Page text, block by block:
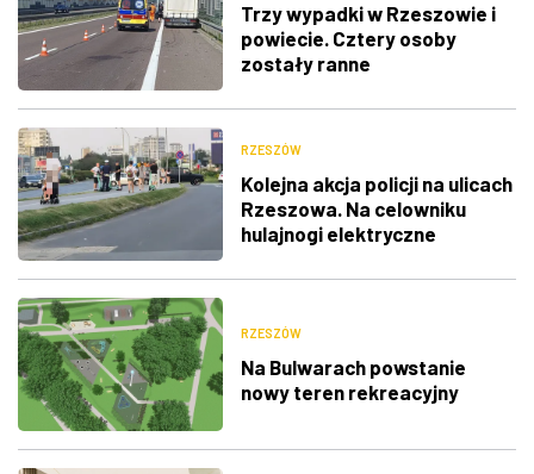
Trzy wypadki w Rzeszowie i
powiecie. Cztery osoby
zostały ranne
RZESZÓW
Kolejna akcja policji na ulicach
Rzeszowa. Na celowniku
hulajnogi elektryczne
RZESZÓW
Na Bulwarach powstanie
nowy teren rekreacyjny